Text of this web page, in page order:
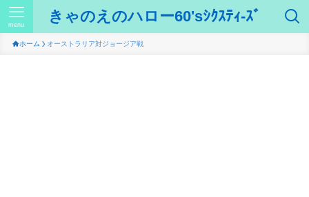
きゃのえのハロー60'sｼｸｽﾃｨ-ｽﾞ
menu
ホーム オーストラリア対ジョージア戦